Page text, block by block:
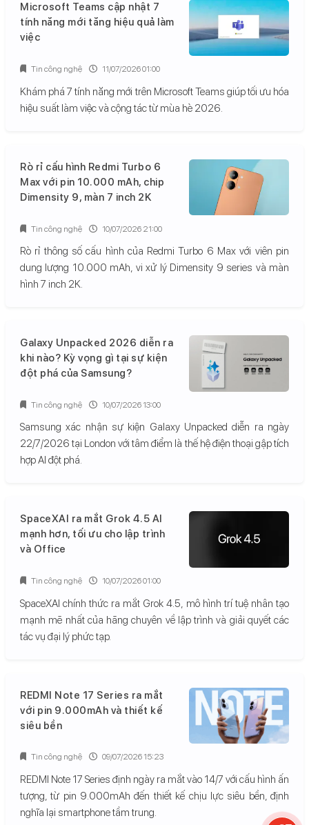
Microsoft Teams cập nhật 7
tính năng mới tăng hiệu quả làm
việc
Khám phá 7 tính năng mới trên Microsoft Teams giúp tối ưu hóa
hiệu suất làm việc và cộng tác từ mùa hè 2026.
Tin công nghệ 11/07/2026 01:00
Rò rỉ cấu hình Redmi Turbo 6
Max với pin 10.000 mAh, chip
Dimensity 9, màn 7 inch 2K
Rò rỉ thông số cấu hình của Redmi Turbo 6 Max với viên pin
dung lượng 10.000 mAh, vi xử lý Dimensity 9 series và màn
hình 7 inch 2K.
Tin công nghệ 10/07/2026 21:00
Galaxy Unpacked 2026 diễn ra
khi nào? Kỳ vọng gì tại sự kiện
đột phá của Samsung?
Samsung xác nhận sự kiện Galaxy Unpacked diễn ra ngày
22/7/2026 tại London với tâm điểm là thế hệ điện thoại gập tích
hợp AI đột phá.
Tin công nghệ 10/07/2026 13:00
SpaceXAI ra mắt Grok 4.5 AI
mạnh hơn, tối ưu cho lập trình
và Office
SpaceXAI chính thức ra mắt Grok 4.5, mô hình trí tuệ nhân tạo
mạnh mẽ nhất của hãng chuyên về lập trình và giải quyết các
tác vụ đại lý phức tạp.
Tin công nghệ 10/07/2026 01:00
REDMI Note 17 Series ra mắt
với pin 9.000mAh và thiết kế
siêu bền
REDMI Note 17 Series định ngày ra mắt vào 14/7 với cấu hình ấn
tượng, từ pin 9.000mAh đến thiết kế chịu lực siêu bền, định
nghĩa lại smartphone tầm trung.
Tin công nghệ 09/07/2026 15:23